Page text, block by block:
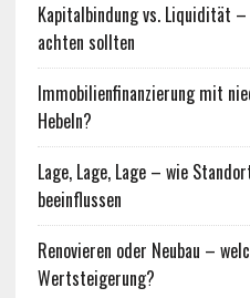
Kapitalbindung vs. Liquidität
achten sollten
Immobilienfinanzierung mit
Hebeln?
Lage, Lage, Lage – wie
beeinflussen
Renovieren oder Neubau –
Wertsteigerung?